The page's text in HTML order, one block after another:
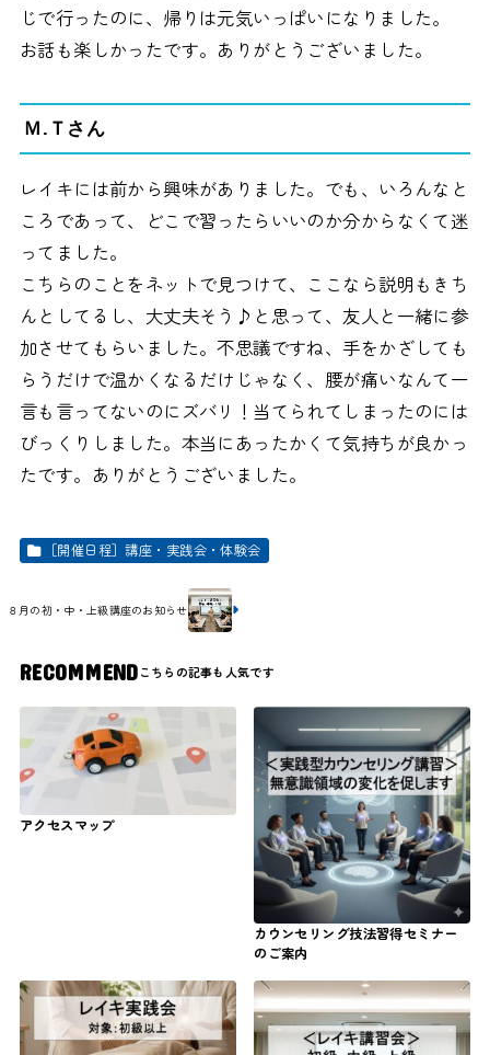
じで行ったのに、帰りは元気いっぱいになりました。
お話も楽しかったです。ありがとうございました。
Ｍ.Ｔさん
レイキには前から興味がありました。でも、いろんなと
ころであって、どこで習ったらいいのか分からなくて迷
ってました。
こちらのことをネットで見つけて、ここなら説明もきち
んとしてるし、大丈夫そう♪と思って、友人と一緒に参
加させてもらいました。不思議ですね、手をかざしても
らうだけで温かくなるだけじゃなく、腰が痛いなんて一
言も言ってないのにズバリ！当てられてしまったのには
びっくりしました。本当にあったかくて気持ちが良かっ
たです。ありがとうございました。
［開催日程］講座・実践会・体験会
８月の初・中・上級講座のお知らせ
RECOMMEND
アクセスマップ
カウンセリング技法習得セミナー
のご案内